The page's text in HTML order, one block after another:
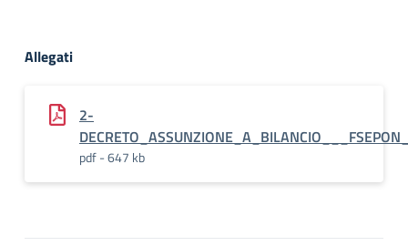
Allegati
2-
pdf - 647 kb